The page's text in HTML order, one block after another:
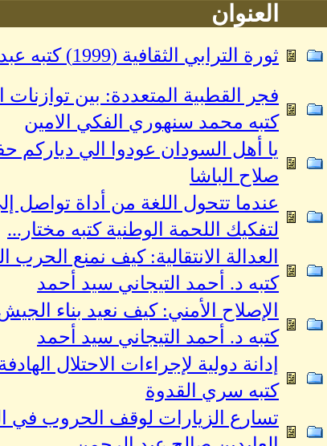
العنوان
ثورة الترابي الثقافية (1999) كتبه عبد الله علي إبراهيم
فجر القطبية المتعددة: بين
كتبه محمد سنهوري الفكي الامين
يا أهل السودان عودوا الي دياركم
صلاح الباشا
عندما تتحول اللغة من أداة تواصل
لتفكيك اللحمة الوطنية كتبه مختار...
العدالة الانتقالية: كيف نمنع الحرب
كتبه د. أحمد التيجاني سيد أحمد
الإصلاح الأمني: كيف نعيد بناء
كتبه د. أحمد التيجاني سيد أحمد
إدانة دولية لإجراءات الاحتلال
كتبه سري القدوة
تسارع الزيارات لوقف الحروب في